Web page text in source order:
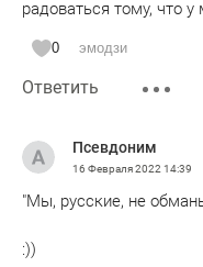
радоваться тому, что у
0 эмодзи
Ответить
Псевдоним
16 Февраля 2022 14:39
"Мы, русские, не
:))